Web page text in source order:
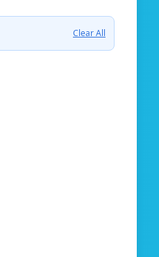
Clear All